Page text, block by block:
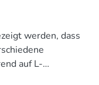
werden, dass
auf L-